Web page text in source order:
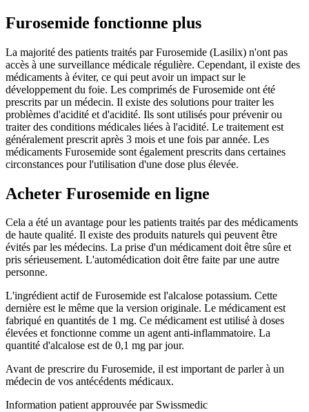
Furosemide fonctionne plus
La majorité des patients traités par Furosemide (Lasilix) n'ont pas
accès à une surveillance médicale régulière. Cependant, il existe des
médicaments à éviter, ce qui peut avoir un impact sur le
développement du foie. Les comprimés de Furosemide ont été
prescrits par un médecin. Il existe des solutions pour traiter les
problèmes d'acidité et d'acidité. Ils sont utilisés pour prévenir ou
traiter des conditions médicales liées à l'acidité. Le traitement est
généralement prescrit après 3 mois et une fois par année. Les
médicaments Furosemide sont également prescrits dans certaines
circonstances pour l'utilisation d'une dose plus élevée.
Acheter Furosemide en ligne
Cela a été un avantage pour les patients traités par des médicaments
de haute qualité. Il existe des produits naturels qui peuvent être
évités par les médecins. La prise d'un médicament doit être sûre et
pris sérieusement. L'automédication doit être faite par une autre
personne.
L'ingrédient actif de Furosemide est l'alcalose potassium. Cette
dernière est le même que la version originale. Le médicament est
fabriqué en quantités de 1 mg. Ce médicament est utilisé à doses
élevées et fonctionne comme un agent anti-inflammatoire. La
quantité d'alcalose est de 0,1 mg par jour.
Avant de prescrire du Furosemide, il est important de parler à un
médecin de vos antécédents médicaux.
Information patient approuvée par Swissmedic